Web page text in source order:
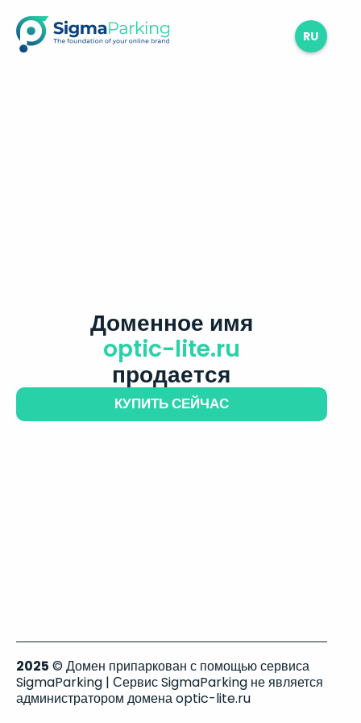
RU
Доменное имя
optic-lite.ru
продается
КУПИТЬ СЕЙЧАС
2025 © Домен припаркован с помощью сервиса
SigmaParking | Сервис SigmaParking не является
администратором домена optic-lite.ru